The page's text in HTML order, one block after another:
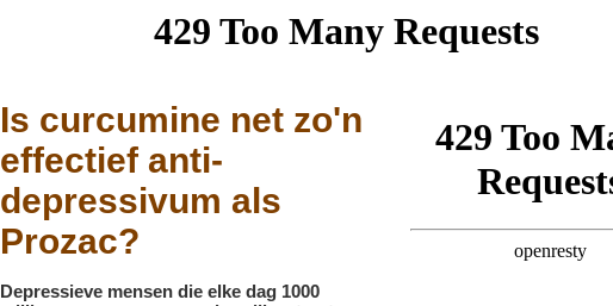
Is curcumine net zo'n
effectief anti-
depressivum als
Prozac?
Depressieve mensen die elke dag 1000